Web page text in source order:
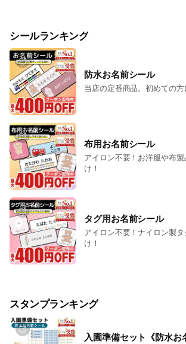
シールランキング
防水お名前シール
当店の定番商品。初めての方
布用お名前シール
アイロン不要！お洋服や布
け！
タグ用お名前シール
アイロン不要！ナイロン製
け！
スタンプランキング
入園準備セット《防水お